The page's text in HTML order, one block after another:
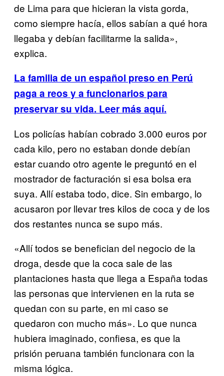
de Lima para que hicieran la vista gorda,
como siempre hacía, ellos sabían a qué hora
llegaba y debían facilitarme la salida»,
explica.
La familia de un español preso en Perú
paga a reos y a funcionarios para
preservar su vida. Leer más aquí.
Los policías habían cobrado 3.000 euros por
cada kilo, pero no estaban donde debían
estar cuando otro agente le preguntó en el
mostrador de facturación si esa bolsa era
suya. Allí estaba todo, dice. Sin embargo, lo
acusaron por llevar tres kilos de coca y de los
dos restantes nunca se supo más.
«Allí todos se benefician del negocio de la
droga, desde que la coca sale de las
plantaciones hasta que llega a España todas
las personas que intervienen en la ruta se
quedan con su parte, en mi caso se
quedaron con mucho más». Lo que nunca
hubiera imaginado, confiesa, es que la
prisión peruana también funcionara con la
misma lógica.